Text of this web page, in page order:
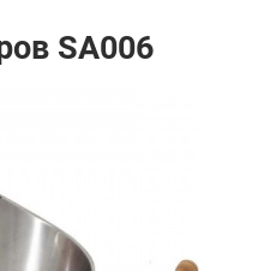
SA006